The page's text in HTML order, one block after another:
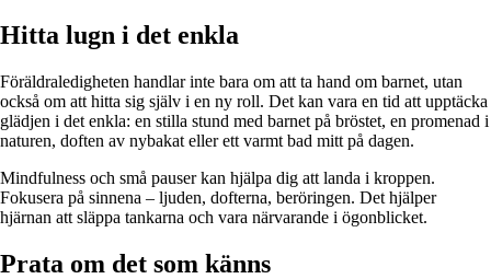
Hitta lugn i det enkla
Föräldraledigheten handlar inte bara om att ta hand om barnet, utan
också om att hitta sig själv i en ny roll. Det kan vara en tid att upptäcka
glädjen i det enkla: en stilla stund med barnet på bröstet, en promenad i
naturen, doften av nybakat eller ett varmt bad mitt på dagen.
Mindfulness och små pauser kan hjälpa dig att landa i kroppen.
Fokusera på sinnena – ljuden, dofterna, beröringen. Det hjälper
hjärnan att släppa tankarna och vara närvarande i ögonblicket.
Prata om det som känns